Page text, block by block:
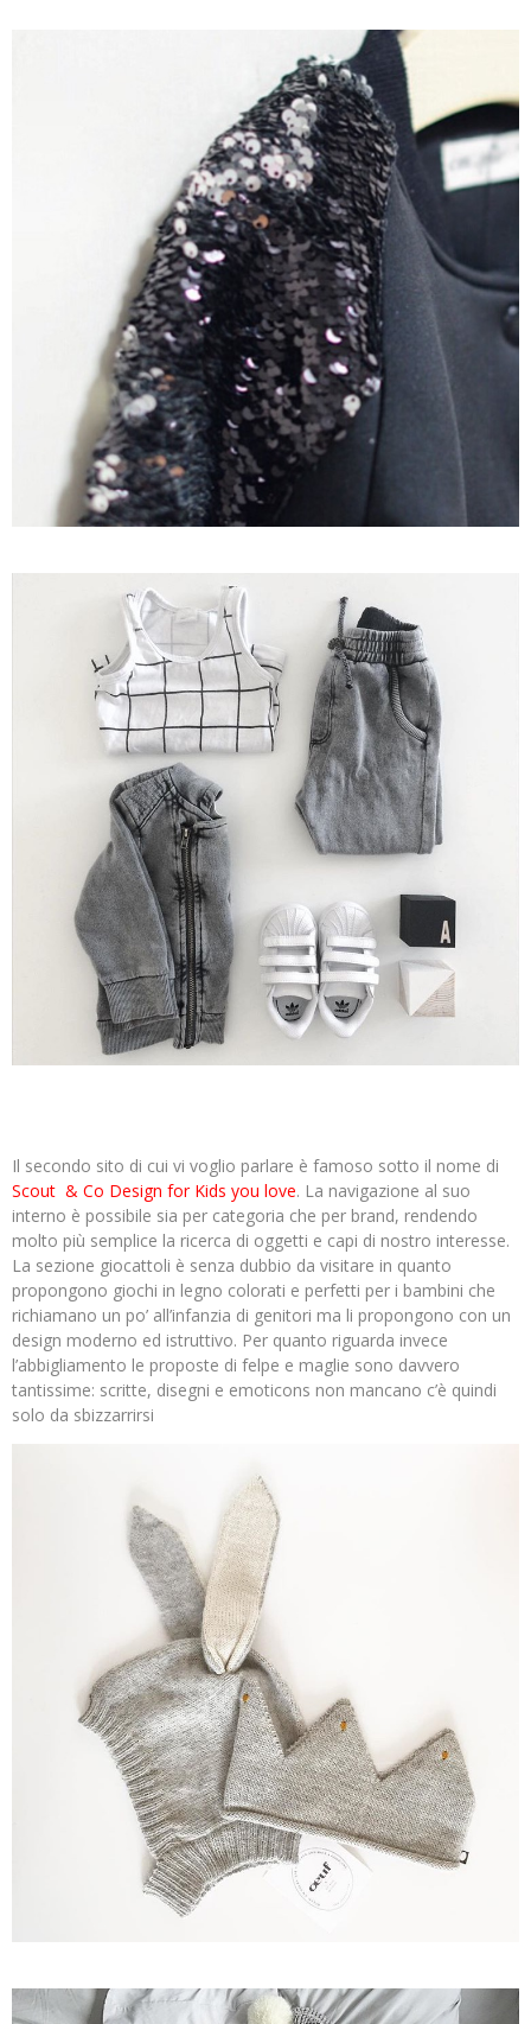
Il secondo sito di cui vi voglio parlare è famoso sotto il nome di
Scout & Co Design for Kids you love. La navigazione al suo
interno è possibile sia per categoria che per brand, rendendo
molto più semplice la ricerca di oggetti e capi di nostro interesse.
La sezione giocattoli è senza dubbio da visitare in quanto
propongono giochi in legno colorati e perfetti per i bambini che
richiamano un po’ all’infanzia di genitori ma li propongono con un
design moderno ed istruttivo. Per quanto riguarda invece
l’abbigliamento le proposte di felpe e maglie sono davvero
tantissime: scritte, disegni e emoticons non mancano c’è quindi
solo da sbizzarrirsi